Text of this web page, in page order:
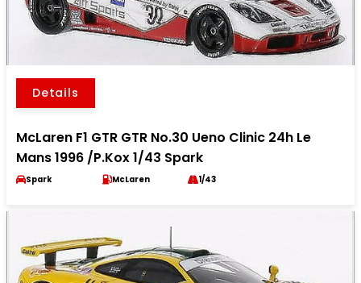
Details
McLaren F1 GTR GTR No.30 Ueno Clinic 24h Le
Mans 1996 /P.Kox 1/43 Spark
Spark McLaren 1/43